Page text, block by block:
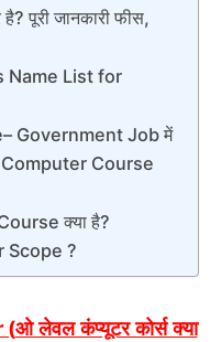
पूरी जानकारी फीस,
Name List for
Government Job में
Computer Course
क्या है?
Scope ?
(ओ लेवल कंप्यूटर कोर्स क्या